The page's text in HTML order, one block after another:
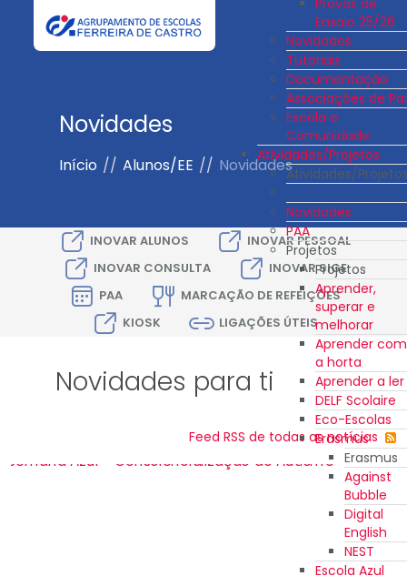
Ensaio 25/26
Novidades
Tutoriais
Documentação
Associações de
Escola e
Comunidade
Atividades/Projetos
Atividades/
Novidades
PAA
Projetos
Projetos
Aprender,
superar e
melhorar
Aprender com
a horta
Aprender a ler
DELF Scolaire
Eco-Escolas
Erasmus
Erasmus
Against
Bubble
Digital
English
NEST
Escola Azul
Novidades
Início // Alunos/EE // Novidades
INOVAR ALUNOS
INOVAR PESSOAL
INOVAR CONSULTA
INOVAR SIGE
PAA
MARCAÇÃO DE REFEIÇÕES
KIOSK
LIGAÇÕES ÚTEIS
Novidades para ti
Feed RSS de todas as notícias